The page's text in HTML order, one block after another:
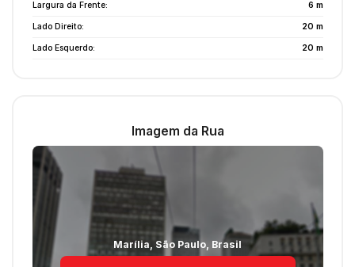
Largura da Frente: 6 m
Lado Direito: 20 m
Lado Esquerdo: 20 m
Imagem da Rua
Marília, São Paulo, Brasil